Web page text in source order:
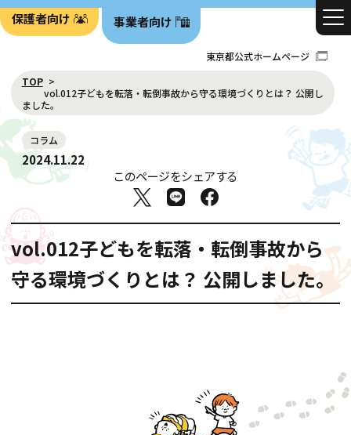
保護者向け 事業者向け
東京都公式ホームページ
TOP
vol.012子どもを転落・転倒事故から守る環境づくりとは？ 公開し
ました。
コラム
2024.11.22
このページをシェアする
vol.012子どもを転落・転倒事故から
守る環境づくりとは？ 公開しました。